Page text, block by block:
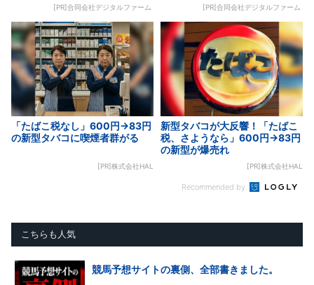
[PR]合同会社デジタルファーム [PR]合同会社デジタルファーム
「たばこ税なし」600円→83円
の新型タバコに喫煙者群がる
[PR]株式会社HAL
新型タバコが大反響！「たばこ
税、さようなら」600円→83円
の新型が爆売れ
[PR]株式会社HAL
Recommended by
こちらも人気
競馬予想サイトの裏側、全部書きました。